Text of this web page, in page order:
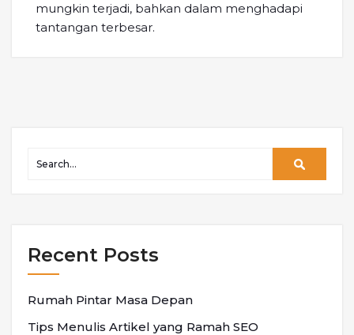
mungkin terjadi, bahkan dalam menghadapi
tantangan terbesar.
Recent Posts
Rumah Pintar Masa Depan
Tips Menulis Artikel yang Ramah SEO